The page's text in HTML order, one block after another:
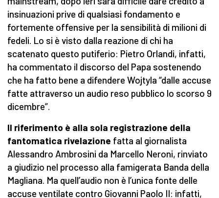
insinuazioni prive di qualsiasi fondamento e
fortemente offensive per la sensibilità di milioni di
fedeli. Lo si è visto dalla reazione di chi ha
scatenato questo putiferio: Pietro Orlandi, infatti,
ha commentato il discorso del Papa sostenendo
che ha fatto bene a difendere Wojtyla “dalle accuse
fatte attraverso un audio reso pubblico lo scorso 9
dicembre”.
Il riferimento è alla sola registrazione della
fantomatica rivelazione fatta al giornalista
Alessandro Ambrosini da Marcello Neroni, rinviato
a giudizio nel processo alla famigerata Banda della
Magliana. Ma quell’audio non è l’unica fonte delle
accuse ventilate contro Giovanni Paolo II: infatti,